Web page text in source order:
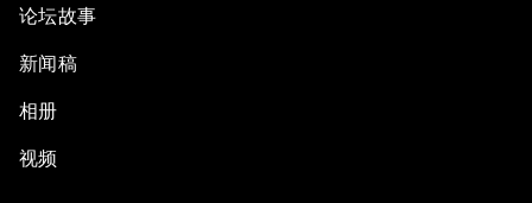
论坛故事
新闻稿
相册
视频